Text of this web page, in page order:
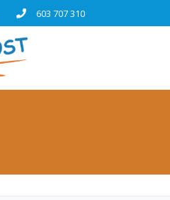
603 707 310